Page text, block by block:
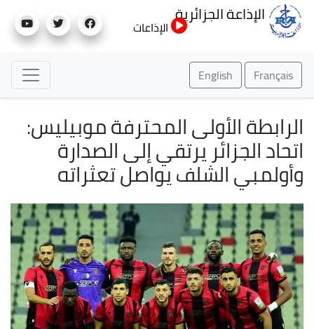
إلى
الإذاعة الجزائرية
الإذاعات
Français
English
الرابطة الأولى المحترفة موبيليس:
اتحاد الجزائر يرتقي إلى الصدارة
وأولمبي الشلف يواصل تعثراته